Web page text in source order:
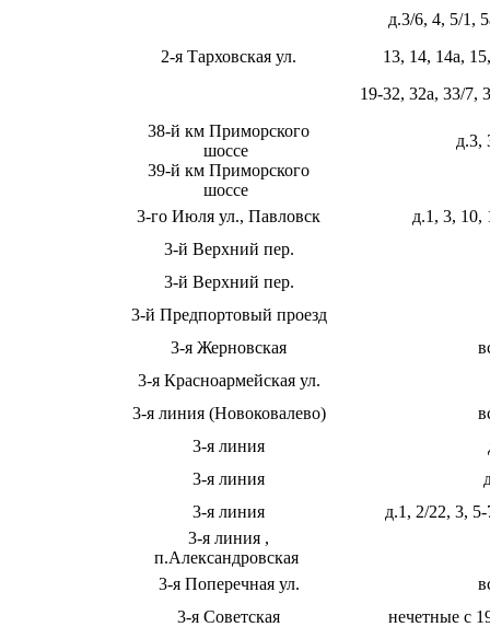
2-я Тарховская ул.
д.3/6, 4, 5/1,
13, 14, 14а,
19-32, 32а, 33/7,
38-й км Приморского
шоссе
д.3,
39-й км Приморского
шоссе
3-го Июля ул., Павловск
д.1, 3, 10,
3-й Верхний пер.
3-й Верхний пер.
3-й Предпортовый проезд
3-я Жерновская
3-я Красноармейская ул.
3-я линия (Новоковалево)
3-я линия
3-я линия
3-я линия
д.1, 2/22, 3,
3-я линия ,
п.Александровская
3-я Поперечная ул.
3-я Советская
нечетные с